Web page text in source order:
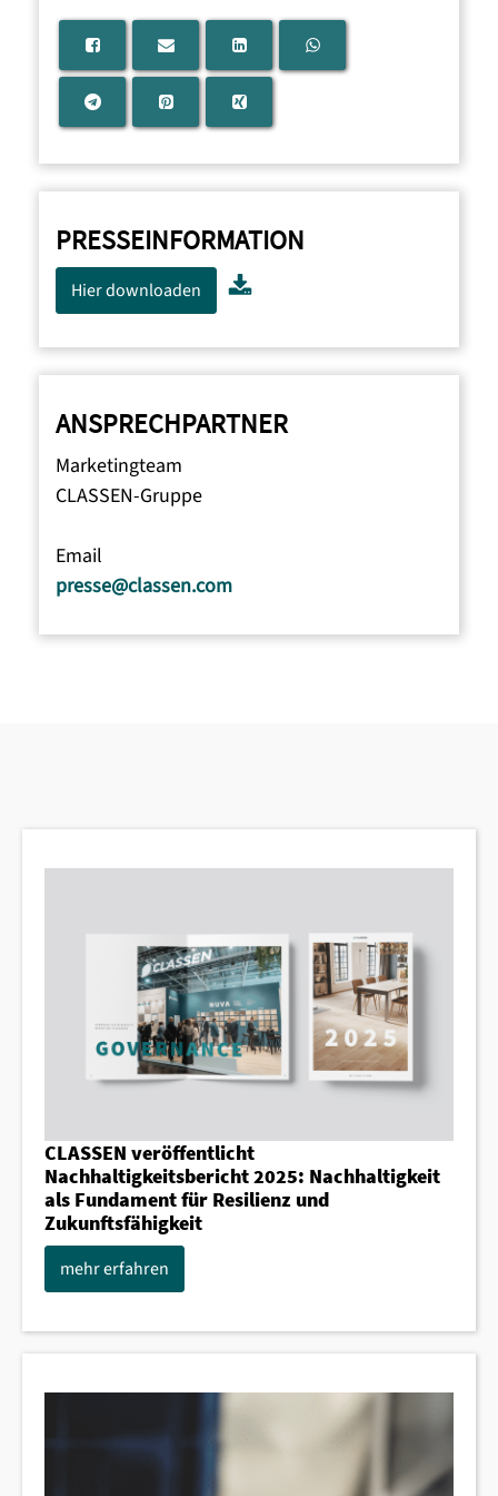
PRESSEINFORMATION
Hier downloaden
ANSPRECHPARTNER
Marketingteam
CLASSEN-Gruppe
Email
presse@classen.com
CLASSEN veröffentlicht
Nachhaltigkeitsbericht 2025: Nachhaltigkeit
als Fundament für Resilienz und
Zukunftsfähigkeit
mehr erfahren